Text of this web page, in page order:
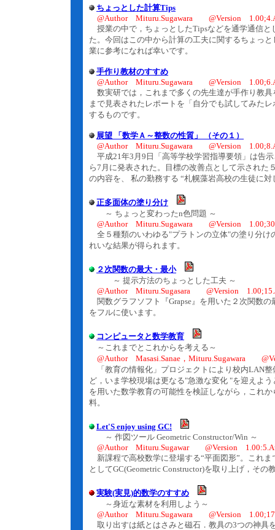
ちょっとした計算Tips
@Author Mituru.Sugawara @Version
授業の中で，ちょっとしたTipsなどを通学通信と
た。今回はこの中から計算の工夫に関するちょっ
業に参考になれば幸いです。
手作り教材のすすめ
@Author Mituru.Sugawara @Version
数実研では，これまで多くの先生達が手作り教
まで見表されたレポートを「自分でも試してみた
するものです。
展望 「数学Ａ～整数の性質」 （その１）
@Author Mituru.Sugawara @Version
平成21年3月9日「高等学校学習指導要領」は告
ら7月に発表された。目標の改善点として示され
の内容を、 私の勤務する “札幌藻岩高校の生徒に
正多面体の塗り分け
～ ちょっと変わったn色問題 ～
@Author Mituru.Sugawara @Version
全５種類のいわゆる"プラトンの立体"の塗り分け
れいな結果が得られます。
２次関数の最大・最小
～ 提示方法のちょっとした工夫 ～
@Author Mituru.Sugasara @Version
関数グラフソフト『Grapse』を用いた２次関数
をフルに使います。
コンピュータと数学教育
～これまでとこれからを考える～
@Author Masasi.Sanae，Mituru.Sugawara
「教育の情報化」プロジェクトにより校内LAN
ど，いま学校現場は更なる"急激な変化 "を迎えよ
を用いた数学教育の可能性を検証しながら，これ
料。
Let'S enjoy using GC!
～ 作図ツール Geometric Constructor/Win ～
@Author Mituru.Sugawar @Version
新課程で高校数学に登場する“平面図形”。これ
としてGC(Geometric Constructor)を取り上げ，その
実験(実見)的数学のすすめ
～身近な素材を利用しよう～
@Author Mituru.Sugawara @Version
取り出すは紙とはさみと磁石．教具の3つの神具